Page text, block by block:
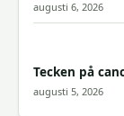
augusti 6, 2026
Tecken på
augusti 5, 2026